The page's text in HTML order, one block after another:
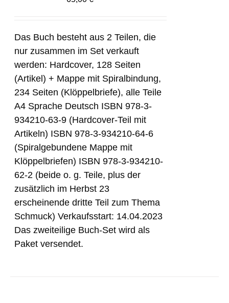
Das Buch besteht aus 2 Teilen, die
nur zusammen im Set verkauft
werden: Hardcover, 128 Seiten
(Artikel) + Mappe mit Spiralbindung,
234 Seiten (Klöppelbriefe), alle Teile
A4 Sprache Deutsch ISBN 978-3-
934210-63-9 (Hardcover-Teil mit
Artikeln) ISBN 978-3-934210-64-6
(Spiralgebundene Mappe mit
Klöppelbriefen) ISBN 978-3-934210-
62-2 (beide o. g. Teile, plus der
zusätzlich im Herbst 23
erscheinende dritte Teil zum Thema
Schmuck) Verkaufsstart: 14.04.2023
Das zweiteilige Buch-Set wird als
Paket versendet.